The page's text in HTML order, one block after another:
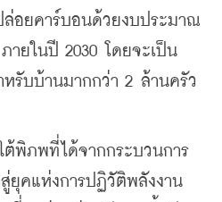
ล่อยคาร์บอนด้วยงบประมาณ
ายในปี 2030 โดยจะเป็น
รับบ้านมากกว่า 2 ล้านครัว
ภพที่ได้จากกระบวนการ
ยุคแห่งการปฏิวัติพลังงาน